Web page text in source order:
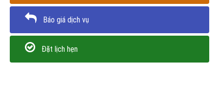
Báo giá dịch vụ
Đặt lịch hẹn